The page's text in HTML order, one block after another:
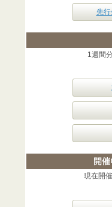
先
1週間
現在開